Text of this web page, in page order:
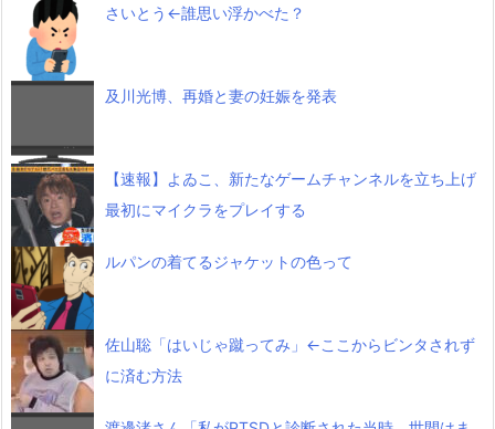
さいとう←誰思い浮かべた？
及川光博、再婚と妻の妊娠を発表
【速報】よゐこ、新たなゲームチャンネルを立ち上げ
最初にマイクラをプレイする
ルパンの着てるジャケットの色って
佐山聡「はいじゃ蹴ってみ」←ここからビンタされず
に済む方法